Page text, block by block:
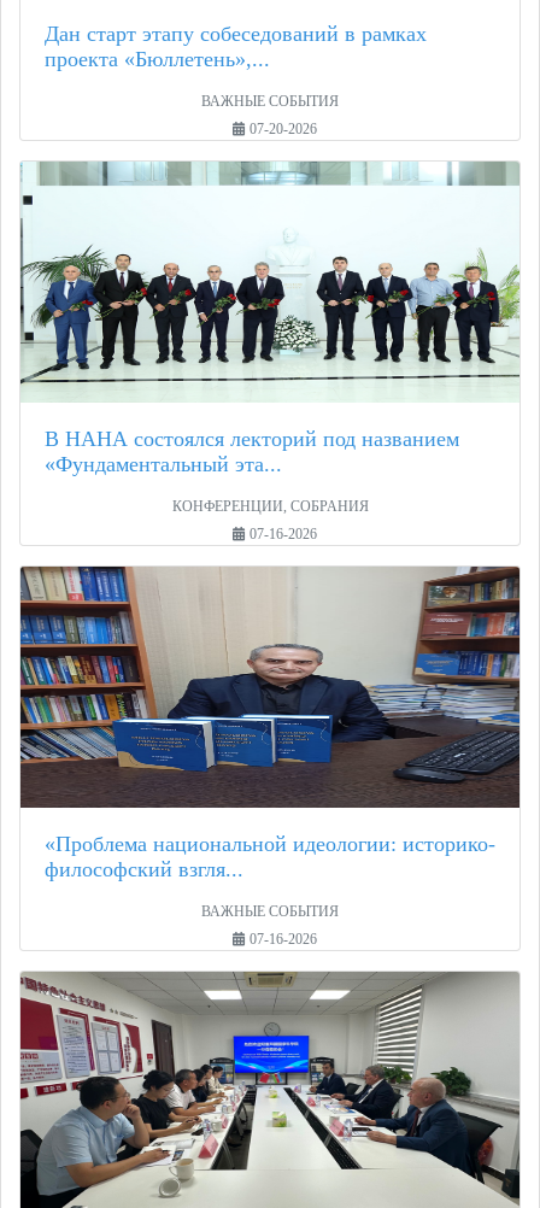
Дан старт этапу собеседований в рамках
проекта «Бюллетень»,...
ВАЖНЫЕ СОБЫТИЯ
07-20-2026
В НАНА состоялся лекторий под названием
«Фундаментальный эта...
КОНФЕРЕНЦИИ, СОБРАНИЯ
07-16-2026
«Проблема национальной идеологии: историко-
философский взгля...
ВАЖНЫЕ СОБЫТИЯ
07-16-2026